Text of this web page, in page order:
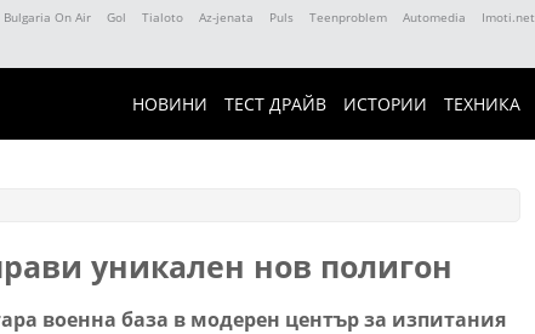
Bulgaria On Air Gol Tialoto Az-jenata Puls Teenproblem Automedia Imoti.net
НОВИНИ ТЕСТ ДРАЙВ ИСТОРИИ ТЕХНИКА
уникален нов полигон
военна база в модерен център за изпитания